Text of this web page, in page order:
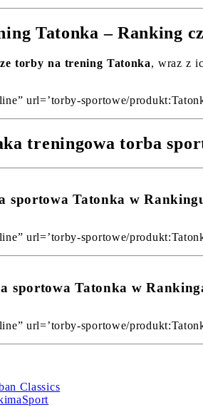
Tatonka – Ranking
torby na trening Tatonka, wraz z
url=’torby-sportowe/
treningowa torba
sportowa Tatonka w
url=’torby-sportowe/
sportowa Tatonka w
url=’torby-sportowe/
Classics